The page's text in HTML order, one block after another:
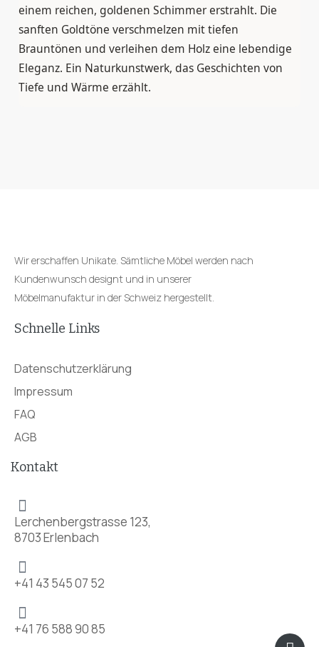
einem reichen, goldenen Schimmer erstrahlt. Die
sanften Goldtöne verschmelzen mit tiefen
Brauntönen und verleihen dem Holz eine lebendige
Eleganz. Ein Naturkunstwerk, das Geschichten von
Tiefe und Wärme erzählt.
Wir erschaffen Unikate. Sämtliche Möbel werden nach
Kundenwunsch designt und in unserer
Möbelmanufaktur in der Schweiz hergestellt.
Schnelle Links
Datenschutzerklärung
Impressum
FAQ
AGB
Kontakt
Lerchenbergstrasse 123,
8703 Erlenbach
+41 43 545 07 52
+41 76 588 90 85